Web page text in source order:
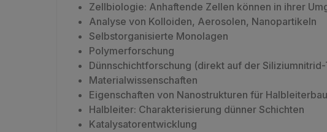
Zellbiologie: Anhaftende Zellen können in ihrer
Analyse von Kolloiden, Aerosolen, Nanopartikeln
Selbstorganisierte Monolagen
Polymerforschung
Dünnschichtforschung (direkt auf der
Materialwissenschaften
Eigenschaften von Nanostrukturen für
Halbleiter: Charakterisierung dünner Schichten
Katalysatorentwicklung